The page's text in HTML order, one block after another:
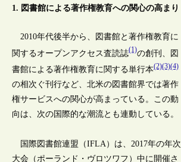
1. 図書館による著作権教育への関心の高まり
2010年代後半から、図書館と著作権教育に
関するオープンアクセス査読誌(1)の創刊、図
書館による著作権教育に関する単行本(2)(3)(4)
の相次ぐ刊行など、北米の図書館界では著作
権サービスへの関心が高まっている。この動
向は、次の国際的な潮流とも連動している。
国際図書館連盟（IFLA）は、2017年の年次
大会（ポーランド・ヴロツワフ）中に開催さ